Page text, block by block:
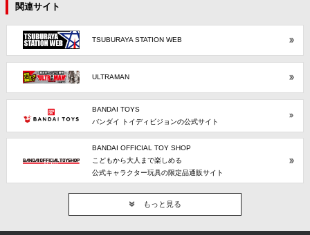
関連サイト
TSUBURAYA STATION WEB
ULTRAMAN
BANDAI TOYS
バンダイ トイディビジョンの公式サイト
BANDAI OFFICIAL TOY SHOP
こどもから大人まで楽しめる
公式キャラクター玩具の限定品通販サイト
もっと見る